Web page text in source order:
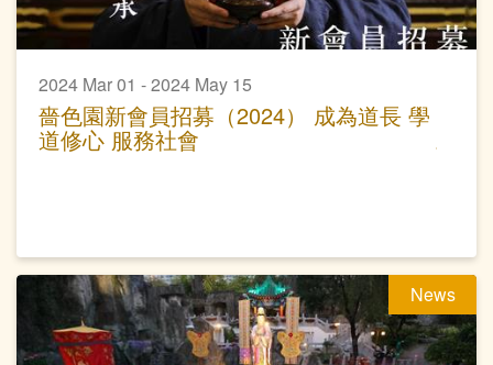
2024 Mar 01 - 2024 May 15
嗇色園新會員招募（2024） 成為道長 學
道修心 服務社會
News